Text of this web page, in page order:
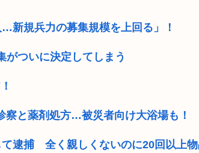
新規兵力の募集規模を上回る」！
がついに決定してしまう
察と薬剤処方…被災者向け大浴場も！
逮捕 全く親しくないのに20回以上